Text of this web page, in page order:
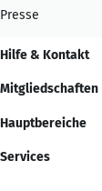
Presse
Hilfe & Kontakt
Mitgliedschaften
Hauptbereiche
Services